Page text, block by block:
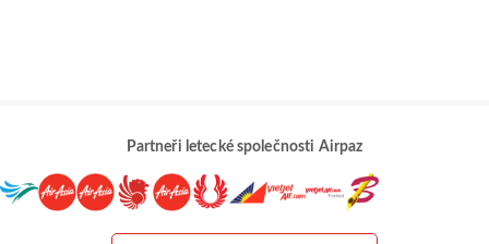
Partneři letecké společnosti Airpaz